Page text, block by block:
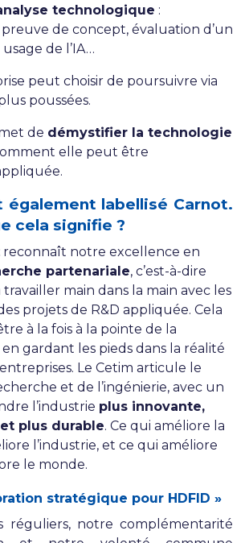
technologique :
de concept, évaluation d’un
de l’IA…
peut choisir de poursuivre via
poussées.
de démystifier la technologie
elle peut être
également labellisé Carnot.
cela signifie ?
reconnaît notre excellence en
partenariale, c’est-à-dire
main dans la main avec les
projets de R&D appliquée. Cela
à la fois à la pointe de la
gardant les pieds dans la réalité
Le Cetim articule le
et de l’ingénierie, avec un
l’industrie plus innovante,
plus durable. Ce qui améliore la
l’industrie, et ce qui améliore
le monde.
stratégique pour HDFID »
réguliers, notre complémentarité